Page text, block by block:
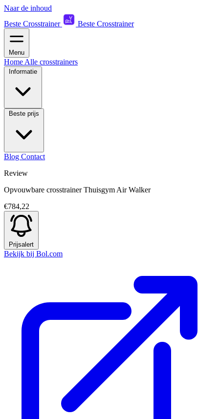
Naar de inhoud
Beste Crosstrainer
Beste Crosstrainer
Menu
Home Alle crosstrainers
Informatie
Beste prijs
Blog Contact
Review
Opvouwbare crosstrainer Thuisgym Air Walker
€784,22
Prijsalert
Bekijk bij Bol.com